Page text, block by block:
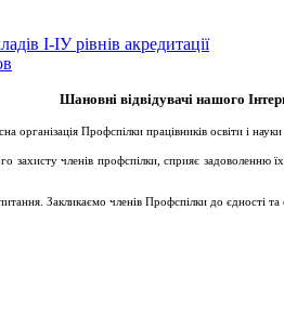
І-ІУ рівнів акредитації
Шановні відвідувачі нашого
організація Профспілки працівників освіти і
членів профспілки, сприяє задоволенню їх
Закликаємо членів Профспілки до єдності